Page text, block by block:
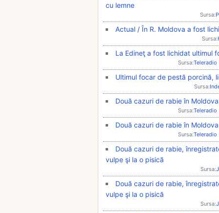
cu lemne
Sursa:
Actual / În R. Moldova a fost
Sursa:
La Edineţ a fost lichidat ultimul
Sursa:
Ultimul focar de pestă porcină,
Sursa:
Două cazuri de rabie în Moldova
Sursa:
Două cazuri de rabie în Moldova
Sursa:
Două cazuri de rabie,
vulpe şi la o pisică
Sursa:
Două cazuri de rabie,
vulpe şi la o pisică
Sursa: